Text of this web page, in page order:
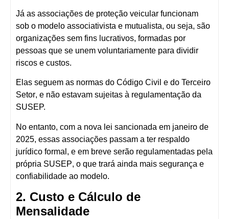
Já as associações de proteção veicular funcionam
sob o modelo associativista e mutualista, ou seja, são
organizações sem fins lucrativos, formadas por
pessoas que se unem voluntariamente para dividir
riscos e custos.
Elas seguem as normas do Código Civil e do Terceiro
Setor, e não estavam sujeitas à regulamentação da
SUSEP.
No entanto, com a nova lei sancionada em janeiro de
2025, essas associações passam a ter respaldo
jurídico formal , e em breve serão regulamentadas pela
própria SUSEP, o que trará ainda mais segurança e
confiabilidade ao modelo.
2. Custo e Cálculo de
Mensalidade